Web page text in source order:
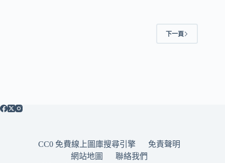
下一頁
CC0 免費線上圖庫搜尋引擎
免責聲明
網站地圖
聯絡我們